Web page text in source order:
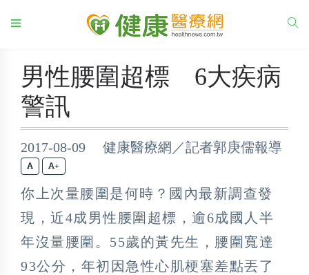
男性腰圍超標 6大疾病
警訊
2017-08-09 健康醫療網／記者郭庚儒報導
+
你上次量腰圍是何時？國內最新調查發
現，近4成男性腰圍超標，逾6成國人半
年沒量腰圍。55歲的黃先生，腰圍寬達
93公分，年初因急性心肌梗塞差點丟了